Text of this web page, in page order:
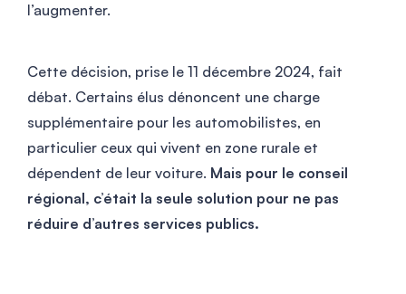
l’augmenter.
Cette décision, prise le 11 décembre 2024, fait
débat. Certains élus dénoncent une charge
supplémentaire pour les automobilistes, en
particulier ceux qui vivent en zone rurale et
dépendent de leur voiture. Mais pour le conseil
régional, c’était la seule solution pour ne pas
réduire d’autres services publics.